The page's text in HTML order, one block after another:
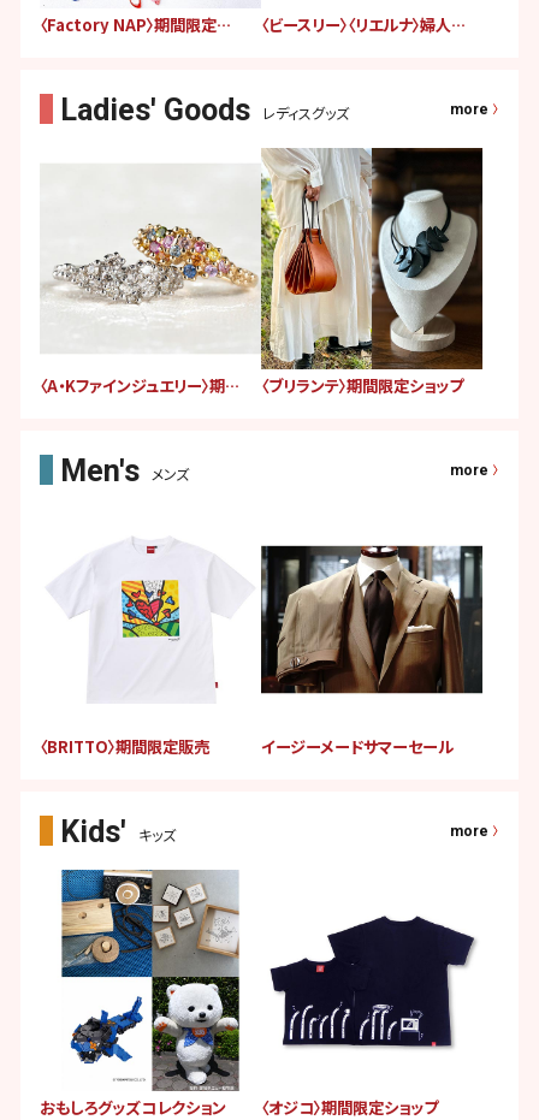
〈Factory NAP〉期間限定ショップ 〈ビースリー〉〈リエルナ〉婦人服販売会
レディスグッズ more
〈A・Kファインジュエリー〉期間限定ショップ 〈ブリランテ〉期間限定ショップ
メンズ more
〈BRITTO〉期間限定販売 イージーメードサマーセール
キッズ more
おもしろグッズコレクション 〈オジコ〉期間限定ショップ